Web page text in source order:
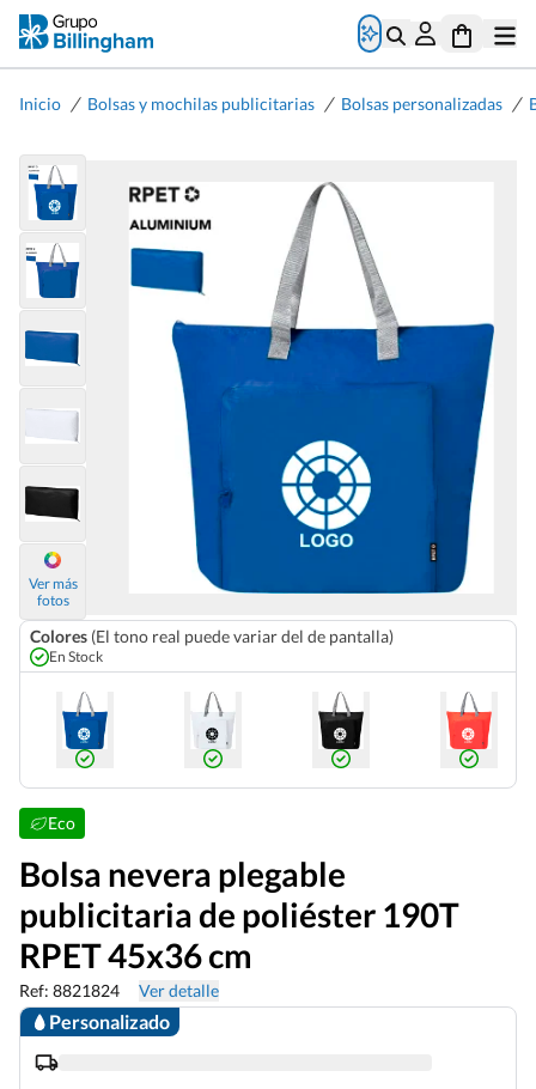
Inicio / Bolsas y mochilas publicitarias / Bolsas personalizadas /
Ver más
fotos
Colores (El tono real puede variar del de pantalla)
En Stock
Eco
Bolsa nevera plegable
publicitaria de poliéster 190T
RPET 45x36 cm
Ref: 8821824 Ver detalle
Personalizado